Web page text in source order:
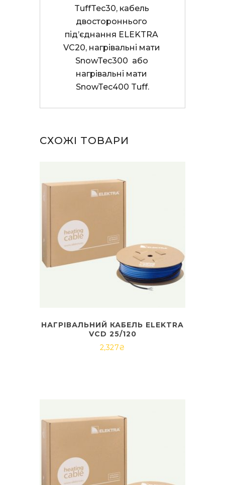
TuffTec30, кабель
двостороннього
під’єднання ELEKTRA
VC20, нагрівальні мати
SnowTec300  або
нагрівальні мати
SnowTec400 Tuff.
СХОЖІ ТОВАРИ
НАГРІВАЛЬНИЙ КАБЕЛЬ ELEKTRA
VCD 25/120
2,327₴